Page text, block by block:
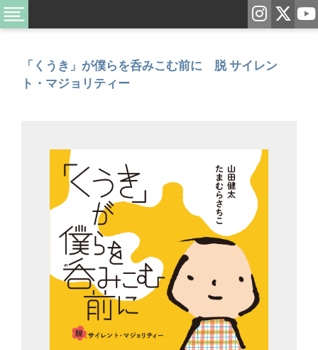
「くうき」が僕らを呑みこむ前に 脱 サイレン
ト・マジョリティー